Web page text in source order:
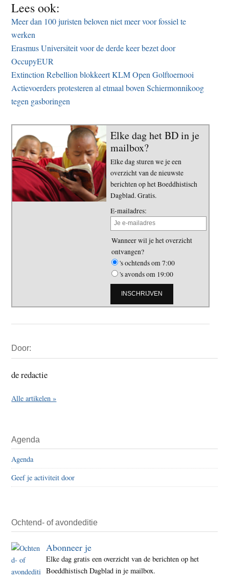
Lees ook:
Meer dan 100 juristen beloven niet meer voor fossiel te
werken
Erasmus Universiteit voor de derde keer bezet door
OccupyEUR
Extinction Rebellion blokkeert KLM Open Golftoernooi
Actievoerders protesteren al etmaal boven Schiermonnikoog
tegen gasboringen
Elke dag het BD in je
mailbox?
Elke dag sturen we je een
overzicht van de nieuwste
berichten op het Boeddhistisch
Dagblad. Gratis.
E-mailadres:
Wanneer wil je het overzicht
ontvangen?
's ochtends om 7:00
's avonds om 19:00
Sidebar
Door:
de redactie
Alle artikelen »
Agenda
Agenda
Geef je activiteit door
Ochtend- of avondeditie
Abonneer je
Elke dag gratis een overzicht van de berichten op het
Boeddhistisch Dagblad in je mailbox.